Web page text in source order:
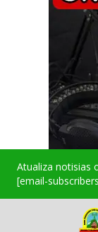
Atualiza notisias
[email-